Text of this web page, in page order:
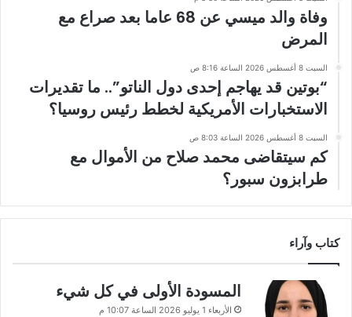
وفاة والد ميسي عن 68 عاما بعد صراع مع
المرض
السبت 8 أغسطس 2026 الساعة 8:16 ص
“بوتين قد يهاجم إحدى دول الناتو”.. ما تقديرات
الاستخبارات الأمريكية لخطط رئيس روسيا؟
السبت 8 أغسطس 2026 الساعة 8:03 ص
كم سيتقاضى محمد صلاح من الأموال مع
طرابزون سبور؟
كتاب وآراء
المسودة الأولى في كل شيء
الأربعاء 1 يوليو 2026 الساعة 10:07 م